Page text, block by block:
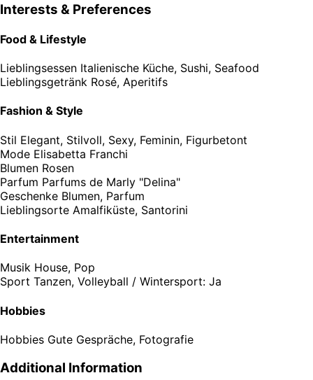
Interests & Preferences
Food & Lifestyle
Lieblingsessen Italienische Küche, Sushi, Seafood
Lieblingsgetränk Rosé, Aperitifs
Fashion & Style
Stil Elegant, Stilvoll, Sexy, Feminin, Figurbetont
Mode Elisabetta Franchi
Blumen Rosen
Parfum Parfums de Marly "Delina"
Geschenke Blumen, Parfum
Lieblingsorte Amalfiküste, Santorini
Entertainment
Musik House, Pop
Sport Tanzen, Volleyball / Wintersport: Ja
Hobbies
Hobbies Gute Gespräche, Fotografie
Additional Information